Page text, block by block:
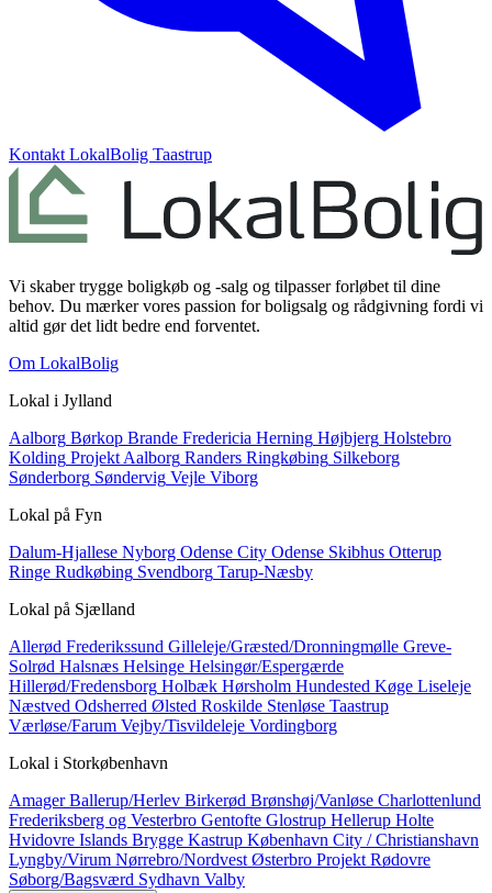
Kontakt LokalBolig Taastrup
Vi skaber trygge boligkøb og -salg og tilpasser forløbet til dine
behov. Du mærker vores passion for boligsalg og rådgivning fordi vi
altid gør det lidt bedre end forventet.
Om LokalBolig
Lokal i Jylland
Aalborg Børkop Brande Fredericia Herning Højbjerg Holstebro
Kolding Projekt Aalborg Randers Ringkøbing Silkeborg
Sønderborg Søndervig Vejle Viborg
Lokal på Fyn
Dalum-Hjallese Nyborg Odense City Odense Skibhus Otterup
Ringe Rudkøbing Svendborg Tarup-Næsby
Lokal på Sjælland
Allerød Frederikssund Gilleleje/Græsted/Dronningmølle Greve-
Solrød Halsnæs Helsinge Helsingør/Espergærde
Hillerød/Fredensborg Holbæk Hørsholm Hundested Køge Liseleje
Næstved Odsherred Ølsted Roskilde Stenløse Taastrup
Værløse/Farum Vejby/Tisvildeleje Vordingborg
Lokal i Storkøbenhavn
AmagerBallerup/Herlev Birkerød Brønshøj/Vanløse Charlottenlund
Frederiksberg og Vesterbro Gentofte Glostrup Hellerup Holte
Hvidovre Islands Brygge Kastrup København City / Christianshavn
Lyngby/Virum Nørrebro/Nordvest Østerbro Projekt Rødovre
Søborg/Bagsværd Sydhavn Valby